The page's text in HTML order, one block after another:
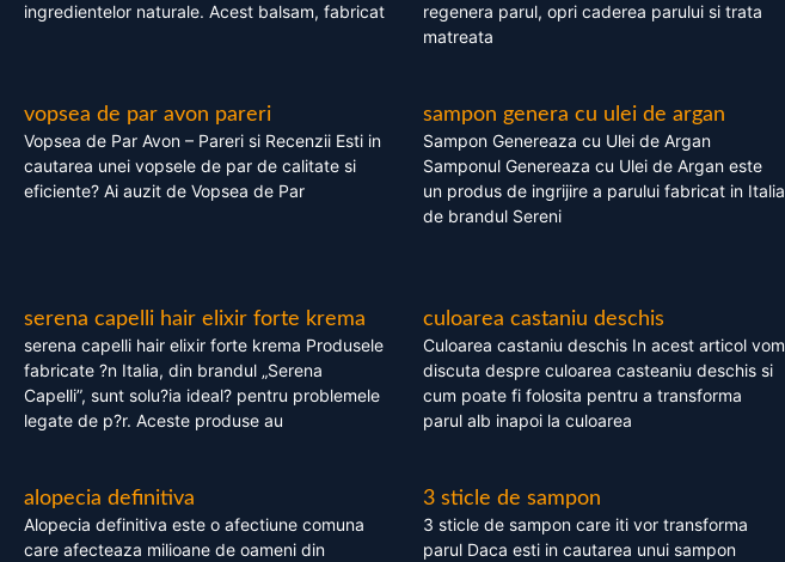
ingredientelor naturale. Acest balsam, fabricat
regenera parul, opri caderea parului si trata
matreata
vopsea de par avon pareri
Vopsea de Par Avon – Pareri si Recenzii Esti in
cautarea unei vopsele de par de calitate si
eficiente? Ai auzit de Vopsea de Par
sampon genera cu ulei de argan
Sampon Genereaza cu Ulei de Argan
Samponul Genereaza cu Ulei de Argan este
un produs de ingrijire a parului fabricat in Italia
de brandul Sereni
serena capelli hair elixir forte krema
serena capelli hair elixir forte krema Produsele
fabricate ?n Italia, din brandul „Serena
Capelli”, sunt solu?ia ideal? pentru problemele
legate de p?r. Aceste produse au
culoarea castaniu deschis
Culoarea castaniu deschis In acest articol vom
discuta despre culoarea casteaniu deschis si
cum poate fi folosita pentru a transforma
parul alb inapoi la culoarea
alopecia definitiva
Alopecia definitiva este o afectiune comuna
care afecteaza milioane de oameni din
3 sticle de sampon
3 sticle de sampon care iti vor transforma
parul Daca esti in cautarea unui sampon